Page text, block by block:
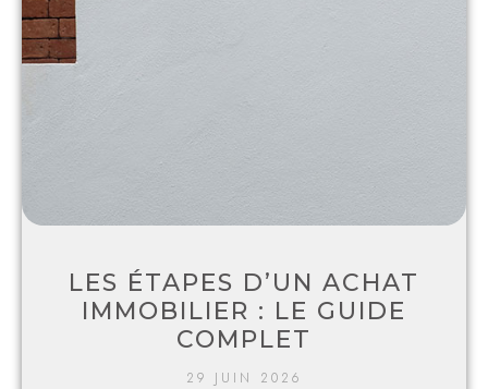
LES ÉTAPES D’UN ACHAT
IMMOBILIER : LE GUIDE
COMPLET
29 JUIN 2026